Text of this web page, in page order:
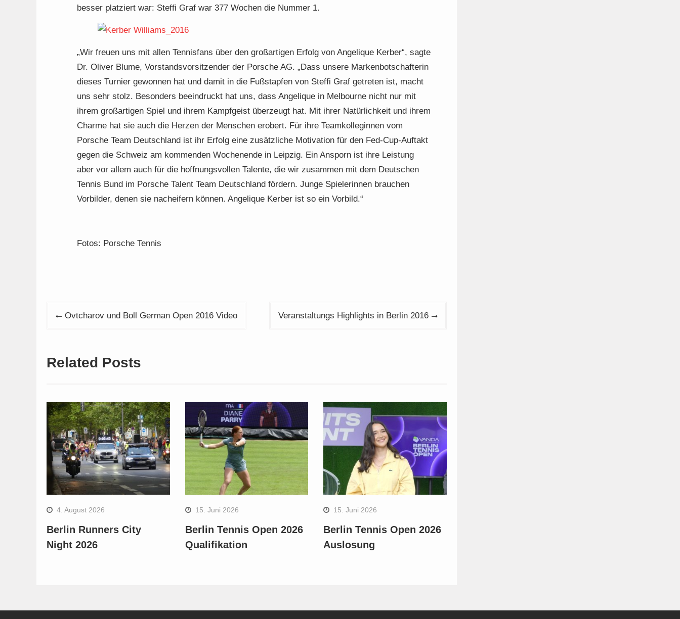
besser platziert war: Steffi Graf war 377 Wochen die Nummer 1.
„Wir freuen uns mit allen Tennisfans über den großartigen Erfolg von Angelique Kerber“, sagte
Dr. Oliver Blume, Vorstandsvorsitzender der Porsche AG. „Dass unsere Markenbotschafterin
dieses Turnier gewonnen hat und damit in die Fußstapfen von Steffi Graf getreten ist, macht
uns sehr stolz. Besonders beeindruckt hat uns, dass Angelique in Melbourne nicht nur mit
ihrem großartigen Spiel und ihrem Kampfgeist überzeugt hat. Mit ihrer Natürlichkeit und ihrem
Charme hat sie auch die Herzen der Menschen erobert. Für ihre Teamkolleginnen vom
Porsche Team Deutschland ist ihr Erfolg eine zusätzliche Motivation für den Fed-Cup-Auftakt
gegen die Schweiz am kommenden Wochenende in Leipzig. Ein Ansporn ist ihre Leistung
aber vor allem auch für die hoffnungsvollen Talente, die wir zusammen mit dem Deutschen
Tennis Bund im Porsche Talent Team Deutschland fördern. Junge Spielerinnen brauchen
Vorbilder, denen sie nacheifern können. Angelique Kerber ist so ein Vorbild.“
Fotos: Porsche Tennis
Beitragsnavigation
Ovtcharov und Boll German Open 2016 Video Veranstaltungs Highlights in Berlin 2016
Related Posts
4. August 2026
Berlin Runners City
Night 2026
15. Juni 2026
Berlin Tennis Open 2026
Qualifikation
15. Juni 2026
Berlin Tennis Open 2026
Auslosung